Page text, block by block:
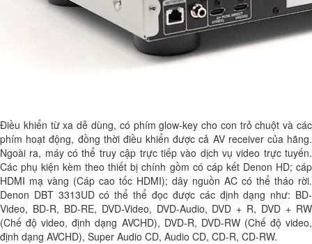
Điều khiển từ xa dễ dùng, có phím glow-key cho con trỏ chuột và các
phím hoạt động, đồng thời điều khiển được cả AV receiver của hãng.
Ngoài ra, máy có thể truy cập trực tiếp vào dịch vụ video trực tuyến.
Các phụ kiện kèm theo thiết bị chính gồm có cáp kết Denon HD; cáp
HDMI mạ vàng (Cáp cao tốc HDMI); dây nguồn AC có thể tháo rời.
Denon DBT 3313UD có thể thể đọc được các định dạng như: BD-
Video, BD-R, BD-RE, DVD-Video, DVD-Audio, DVD + R, DVD + RW
(Chế độ video, định dạng AVCHD), DVD-R, DVD-RW (Chế độ video,
định dạng AVCHD), Super Audio CD, Audio CD, CD-R, CD-RW.